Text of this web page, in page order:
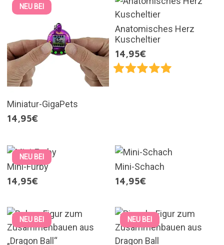
NEU BEI
Miniatur-GigaPets
14,95€
Anatomisches Herz
Kuscheltier
14,95€
NEU BEI
Mini-Furby
14,95€
Mini-Schach
14,95€
NEU BEI NEU BEI